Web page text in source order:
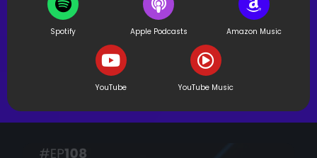
Spotify Apple Podcasts Amazon Music
YouTube YouTube Music